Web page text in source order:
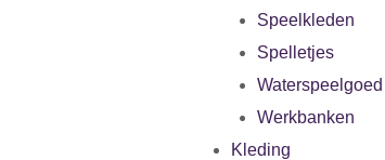
Speelkleden
Spelletjes
Waterspeelgoed
Werkbanken
Kleding